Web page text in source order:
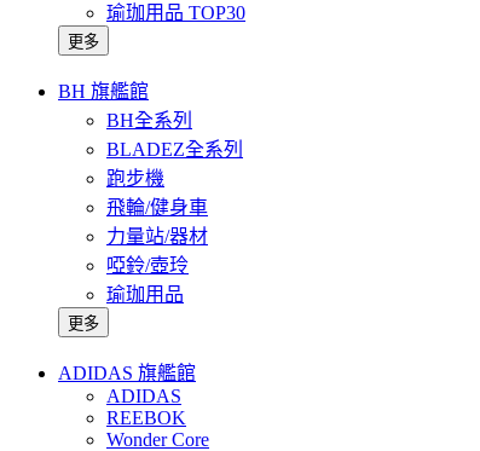
瑜珈用品 TOP30
更多
BH 旗艦館
BH全系列
BLADEZ全系列
跑步機
飛輪/健身車
力量站/器材
啞鈴/壺玲
瑜珈用品
更多
ADIDAS 旗艦館
ADIDAS
REEBOK
Wonder Core